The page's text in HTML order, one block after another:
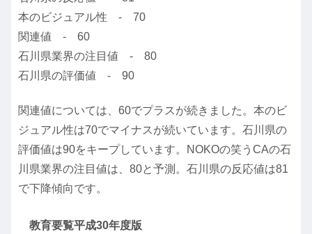
本のビジュアル性 - 70
関連値 - 60
石川県業界の注目値 - 80
石川県の評価値 - 90
関連値については、60でプラスが続きました。本のビ
ジュアル性は70でマイナスが続いています。石川県の
評価値は90をキープしています。NOKOの笑うCAの石
川県業界の注目値は、80と予測。石川県の反応値は81
で下降傾向です。
教育要覧平成30年度版